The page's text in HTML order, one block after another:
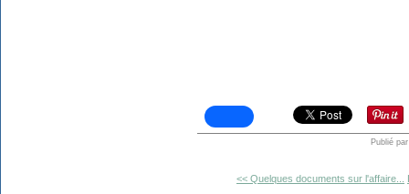
Publié
<< Quelques documents sur l'affaire...